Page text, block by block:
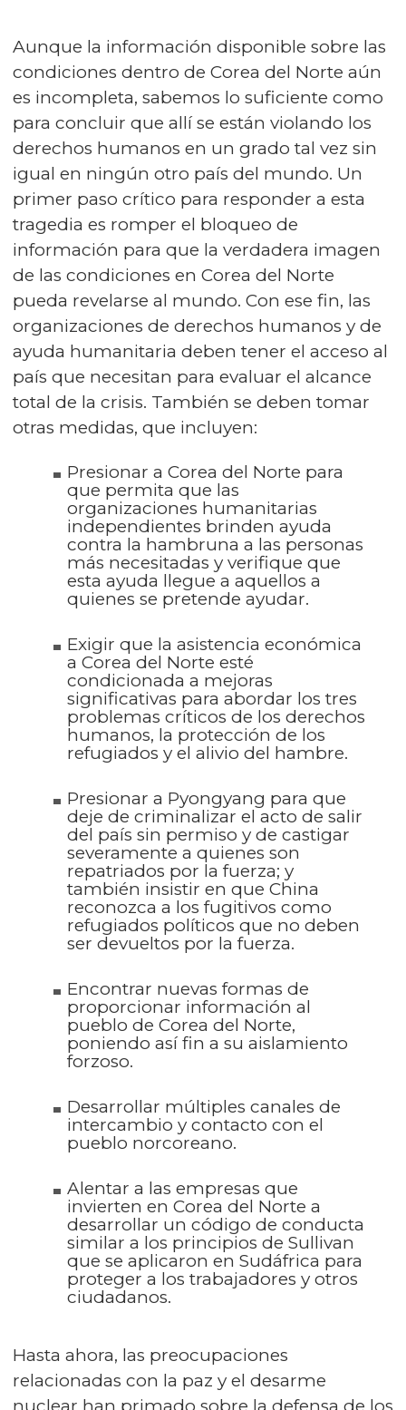
Aunque la información disponible sobre las
condiciones dentro de Corea del Norte aún
es incompleta, sabemos lo suficiente como
para concluir que allí se están violando los
derechos humanos en un grado tal vez sin
igual en ningún otro país del mundo. Un
primer paso crítico para responder a esta
tragedia es romper el bloqueo de
información para que la verdadera imagen
de las condiciones en Corea del Norte
pueda revelarse al mundo. Con ese fin, las
organizaciones de derechos humanos y de
ayuda humanitaria deben tener el acceso al
país que necesitan para evaluar el alcance
total de la crisis. También se deben tomar
otras medidas, que incluyen:
Presionar a Corea del Norte para
que permita que las
organizaciones humanitarias
independientes brinden ayuda
contra la hambruna a las personas
más necesitadas y verifique que
esta ayuda llegue a aquellos a
quienes se pretende ayudar.
Exigir que la asistencia económica
a Corea del Norte esté
condicionada a mejoras
significativas para abordar los tres
problemas críticos de los derechos
humanos, la protección de los
refugiados y el alivio del hambre.
Presionar a Pyongyang para que
deje de criminalizar el acto de salir
del país sin permiso y de castigar
severamente a quienes son
repatriados por la fuerza; y
también insistir en que China
reconozca a los fugitivos como
refugiados políticos que no deben
ser devueltos por la fuerza.
Encontrar nuevas formas de
proporcionar información al
pueblo de Corea del Norte,
poniendo así fin a su aislamiento
forzoso.
Desarrollar múltiples canales de
intercambio y contacto con el
pueblo norcoreano.
Alentar a las empresas que
invierten en Corea del Norte a
desarrollar un código de conducta
similar a los principios de Sullivan
que se aplicaron en Sudáfrica para
proteger a los trabajadores y otros
ciudadanos.
Hasta ahora, las preocupaciones
relacionadas con la paz y el desarme